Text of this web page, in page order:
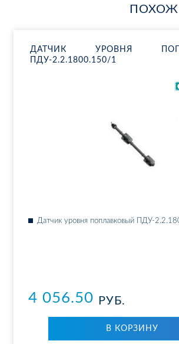
ДАТ­ЧИК УРОВ­НЯ
ПДУ-2.2.1800.150/1
Дат­чик уров­ня по­плав­ко­вый ПДУ-
4 056.50 РУБ.
В КОР­ЗИ­НУ